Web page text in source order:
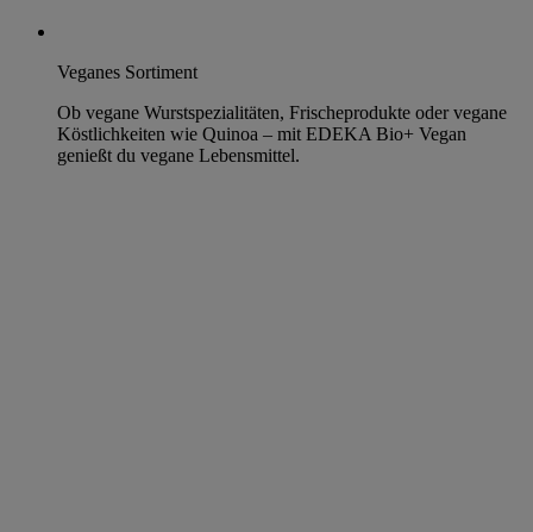
Veganes Sortiment
Ob vegane Wurstspezialitäten, Frischeprodukte oder vegane
Köstlichkeiten wie Quinoa – mit EDEKA Bio+ Vegan
genießt du vegane Lebensmittel.